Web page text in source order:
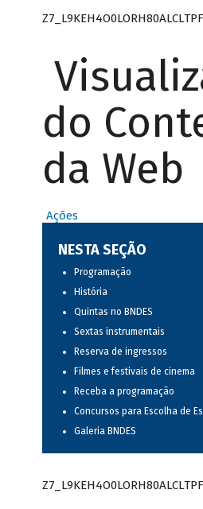
do
da Web
Ações
NESTA SEÇÃO
Programação
História
Quintas no BNDES
Sextas instrumentais
Reserva de ingressos
Filmes e festivais de cinema
Receba a programação
Concursos para Escolha de
Galeria BNDES